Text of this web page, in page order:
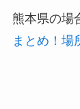
熊本県の場
まとめ！場